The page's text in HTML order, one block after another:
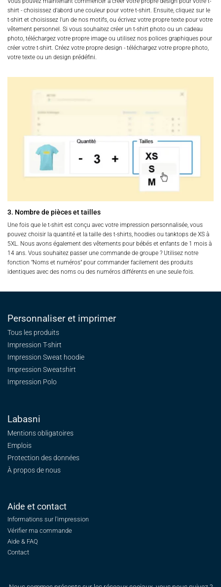
shirt - choisissez d'abord une couleur pour votre t-shirt. Ensuite, cliquez sur le
t-shirt et choisissez l'un de nos motifs, ou écrivez votre propre texte pour votre
vêtement personnel. Si vous souhaitez créer un t-shirt photo ou un cadeau
photo, téléchargez votre propre image ou utilisez nos polices graphiques pour
créer votre t-shirt. Créez votre propre design - téléchargez votre propre photo,
votre texte ou un design prédéfini.
3. Nombre de pièces et tailles
Une fois que le t-shirt est conçu avec votre impression personnalisée, vous
pouvez choisir la quantité et la taille des t-shirts, hoodies ou tanktops de XS à
5XL. Nous avons également des vêtements pour bébés et enfants de 1 mois à
14 ans. Vous souhaitez passer une commande de groupe ? Utilisez notre
fonction "Noms et numéros" pour commander facilement des produits
identiques avec des noms ou des numéros différents en une seule fois.
Personnaliser et imprimer
Tous les produits
Impression T-shirt
Impression Sweat hoodie
Impression Sweatshirt
Impression Polo
Labasni
Mentions obligatoires
Emplois
Protection des données
À propos de nous
Aide et contact
Informations sur l'impression
Vérifier ma commande
Aide & FAQ
Contact